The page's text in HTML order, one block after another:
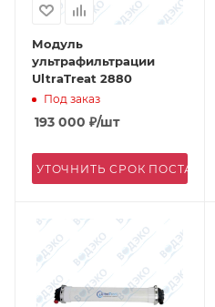
Модуль
ультрафильтрации
UltraTreat 2880
Под заказ
193 000 ₽/шт
УТОЧНИТЬ СРОК ПОСТАВКИ